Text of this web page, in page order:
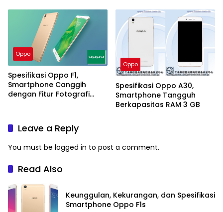
Oppo
Spesifikasi Oppo F1,
Smartphone Canggih
dengan Fitur Fotografi
Oppo
Spesifikasi Oppo A30,
Smartphone Tangguh
Berkapasitas RAM 3 GB
Leave a Reply
You must be logged in to post a comment.
Read Also
Keunggulan, Kekurangan, dan Spesifikasi
Smartphone Oppo F1s